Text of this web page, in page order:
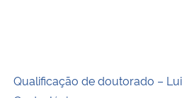
Qualificação de doutorado –